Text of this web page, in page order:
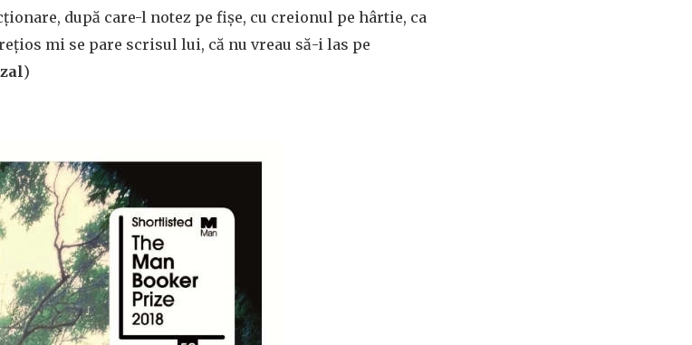
după care-l notez pe fișe, cu creionul pe hârtie, ca
mi se pare scrisul lui, că nu vreau să-i las pe
)